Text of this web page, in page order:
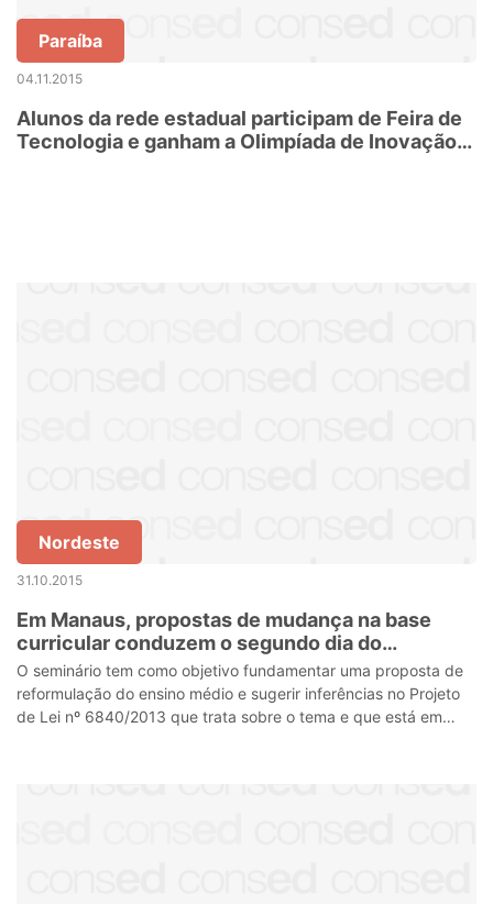
Paraíba
04.11.2015
Alunos da rede estadual participam de Feira de
Tecnologia e ganham a Olimpíada de Inovação
Nordeste
31.10.2015
Em Manaus, propostas de mudança na base
curricular conduzem o segundo dia do
seminário nacional do Ensino Médio
O seminário tem como objetivo fundamentar uma proposta de
reformulação do ensino médio e sugerir inferências no Projeto
de Lei nº 6840/2013 que trata sobre o tema e que está em